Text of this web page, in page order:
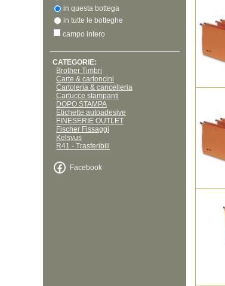
in questa bottega
in tutte le botteghe
campo intero
CATEGORIE:
Brother Timbri
Carte & cartoncini
Cartoleria & cancelleria
Cartucce stampanti
DOPO STAMPA
Etichette autoadesive
FINESERIE OUTLET
Fischer Fissaggi
Kelsyus
R41 - Trasferibili
Facebook